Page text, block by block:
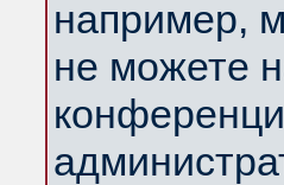
например,
не можете